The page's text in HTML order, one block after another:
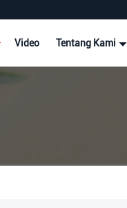
Video Tentang Kami